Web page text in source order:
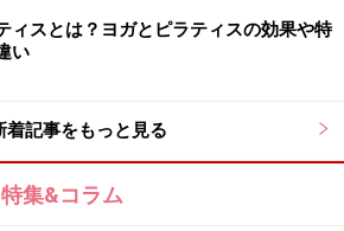
ィスとは？ヨガとピラティスの効果や特
い
着記事をもっと見る
集&コラム